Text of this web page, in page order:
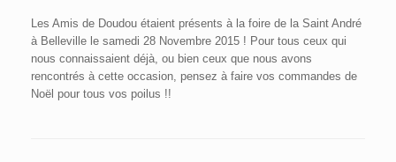
Les Amis de Doudou étaient présents à la foire de la Saint André
à Belleville le samedi 28 Novembre 2015 ! Pour tous ceux qui
nous connaissaient déjà, ou bien ceux que nous avons
rencontrés à cette occasion, pensez à faire vos commandes de
Noël pour tous vos poilus !!